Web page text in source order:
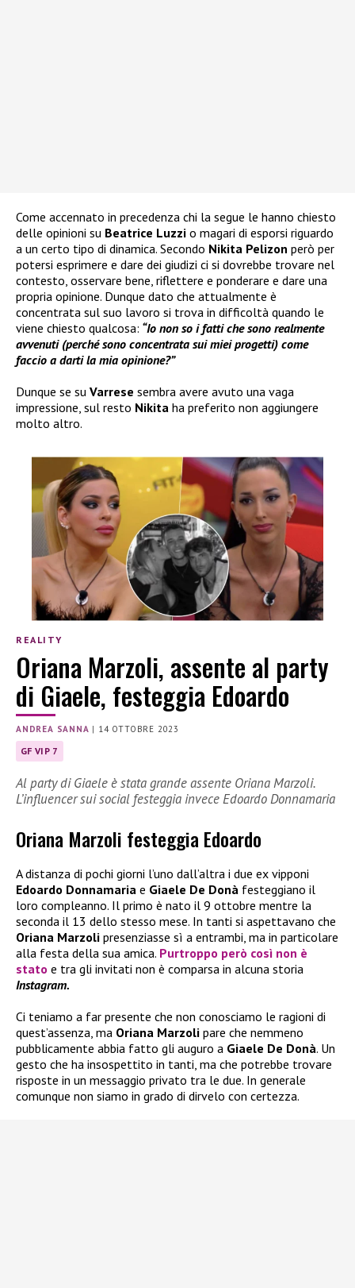
Come accennato in precedenza chi la segue le hanno chiesto
delle opinioni su Beatrice Luzzi o magari di esporsi riguardo
a un certo tipo di dinamica. Secondo Nikita Pelizon però per
potersi esprimere e dare dei giudizi ci si dovrebbe trovare nel
contesto, osservare bene, riflettere e ponderare e dare una
propria opinione. Dunque dato che attualmente è
concentrata sul suo lavoro si trova in difficoltà quando le
viene chiesto qualcosa: “Io non so i fatti che sono realmente
avvenuti (perché sono concentrata sui miei progetti) come
faccio a darti la mia opinione?”
Dunque se su Varrese sembra avere avuto una vaga
impressione, sul resto Nikita ha preferito non aggiungere
molto altro.
REALITY
Oriana Marzoli, assente al party
di Giaele, festeggia Edoardo
ANDREA SANNA | 14 OTTOBRE 2023
GF VIP 7
Al party di Giaele è stata grande assente Oriana Marzoli.
L’influencer sui social festeggia invece Edoardo Donnamaria
Oriana Marzoli festeggia Edoardo
A distanza di pochi giorni l’uno dall’altra i due ex vipponi
Edoardo Donnamaria e Giaele De Donà festeggiano il
loro compleanno. Il primo è nato il 9 ottobre mentre la
seconda il 13 dello stesso mese. In tanti si aspettavano che
Oriana Marzoli presenziasse sì a entrambi, ma in particolare
alla festa della sua amica. Purtroppo però così non è
stato e tra gli invitati non è comparsa in alcuna storia
Instagram.
Ci teniamo a far presente che non conosciamo le ragioni di
quest’assenza, ma Oriana Marzoli pare che nemmeno
pubblicamente abbia fatto gli auguro a Giaele De Donà. Un
gesto che ha insospettito in tanti, ma che potrebbe trovare
risposte in un messaggio privato tra le due. In generale
comunque non siamo in grado di dirvelo con certezza.